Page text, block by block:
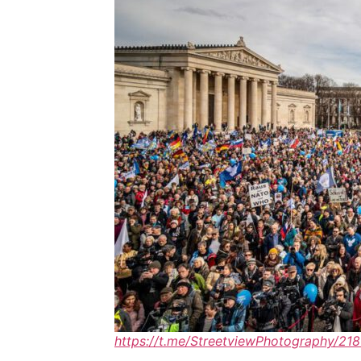
https://t.me/StreetviewPhotography/